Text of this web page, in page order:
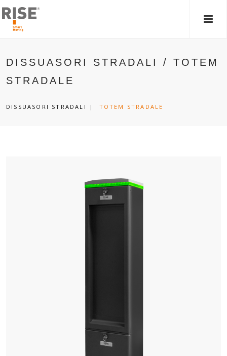
DISSUASORI STRADALI / TOTEM
STRADALE
DISSUASORI STRADALI | TOTEM STRADALE